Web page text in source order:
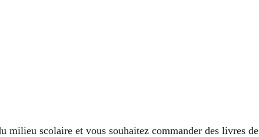
milieu scolaire et vous souhaitez commander des livres de